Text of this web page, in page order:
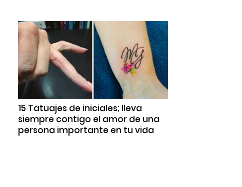
15 Tatuajes de iniciales; lleva
siempre contigo el amor de una
persona importante en tu vida